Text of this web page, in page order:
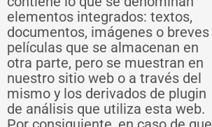
elementos integrados: textos,
documentos, imágenes o breves
películas que se almacenan en
otra parte, pero se muestran en
nuestro sitio web o a través del
mismo y los derivados de plugin
de análisis que utiliza esta web.